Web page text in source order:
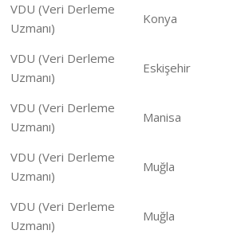
VDU (Veri Derleme
Uzmanı)
Konya
VDU (Veri Derleme
Uzmanı)
Eskişehir
VDU (Veri Derleme
Uzmanı)
Manisa
VDU (Veri Derleme
Uzmanı)
Muğla
VDU (Veri Derleme
Uzmanı)
Muğla